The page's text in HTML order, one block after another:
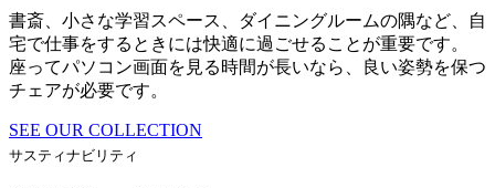
書斎、小さな学習スペース、ダイニングルームの隅など、自
宅で仕事をするときには快適に過ごせることが重要です。
座ってパソコン画面を見る時間が長いなら、良い姿勢を保つ
チェアが必要です。
SEE OUR COLLECTION
サスティナビリティ